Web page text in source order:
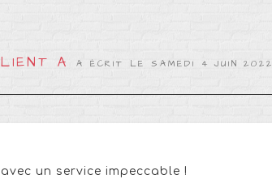
A A ÉCRIT LE SAMEDI 4 JUIN 2022
un service impeccable !